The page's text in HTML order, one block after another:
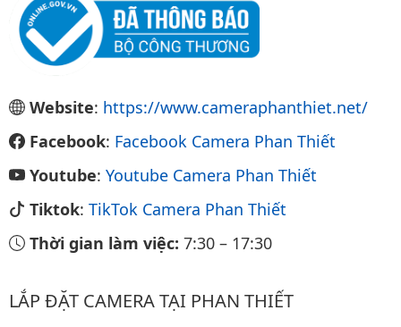
Website: https://www.cameraphanthiet.net/
Facebook: Facebook Camera Phan Thiết
Youtube: Youtube Camera Phan Thiết
Tiktok: TikTok Camera Phan Thiết
Thời gian làm việc: 7:30 – 17:30
LẮP ĐẶT CAMERA TẠI PHAN THIẾT